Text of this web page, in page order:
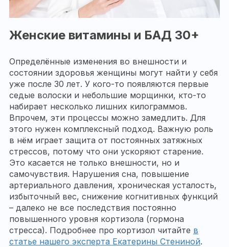
Женские витамины и БАД 30+
Определённые изменения во внешности и
состоянии здоровья женщины могут найти у себя
уже после 30 лет. У кого-то появляются первые
седые волоски и небольшие морщинки, кто-то
набирает несколько лишних килограммов.
Впрочем, эти процессы можно замедлить. Для
этого нужен комплексный подход. Важную роль
в нём играет защита от постоянных затяжных
стрессов, потому что они ускоряют старение.
Это касается не только внешности, но и
самочувствия. Нарушения сна, повышение
артериального давления, хроническая усталость,
избыточный вес, снижение когнитивных функций
– далеко не все последствия постоянно
повышенного уровня кортизола (гормона
стресса). Подробнее про кортизол читайте в
статье нашего эксперта Екатерины Стениной.